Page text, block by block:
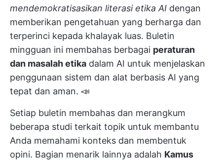
mendemokratisasikan literasi etika AI dengan
memberikan pengetahuan yang berharga dan
terperinci kepada khalayak luas. Buletin
mingguan ini membahas berbagai peraturan
dan masalah etika dalam AI untuk menjelaskan
penggunaan sistem dan alat berbasis AI yang
tepat dan aman. 📣
Setiap buletin membahas dan merangkum
beberapa studi terkait topik untuk membantu
Anda memahami konteks dan membentuk
opini. Bagian menarik lainnya adalah Kamus